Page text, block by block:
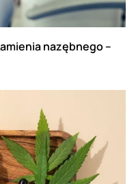
nazębnego –